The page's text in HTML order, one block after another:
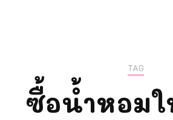
TAG
ซื้อน้ำหอม